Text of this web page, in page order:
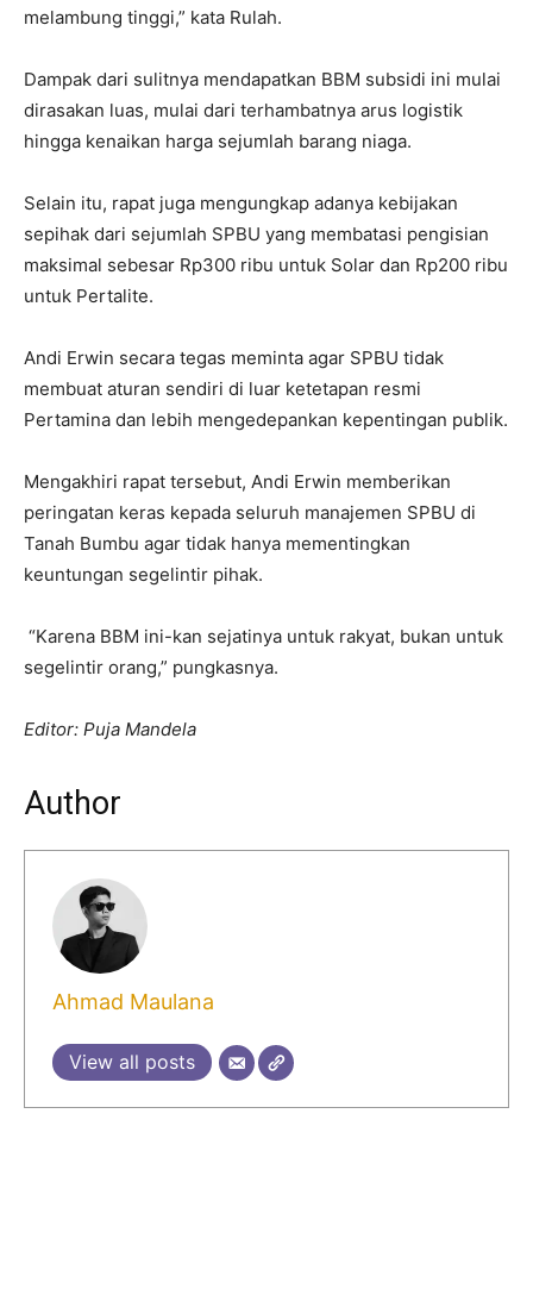
melambung tinggi,” kata Rulah.
Dampak dari sulitnya mendapatkan BBM subsidi ini mulai
dirasakan luas, mulai dari terhambatnya arus logistik
hingga kenaikan harga sejumlah barang niaga.
Selain itu, rapat juga mengungkap adanya kebijakan
sepihak dari sejumlah SPBU yang membatasi pengisian
maksimal sebesar Rp300 ribu untuk Solar dan Rp200 ribu
untuk Pertalite.
Andi Erwin secara tegas meminta agar SPBU tidak
membuat aturan sendiri di luar ketetapan resmi
Pertamina dan lebih mengedepankan kepentingan publik.
Mengakhiri rapat tersebut, Andi Erwin memberikan
peringatan keras kepada seluruh manajemen SPBU di
Tanah Bumbu agar tidak hanya mementingkan
keuntungan segelintir pihak.
“Karena BBM ini-kan sejatinya untuk rakyat, bukan untuk
segelintir orang,” pungkasnya.
Editor: Puja Mandela
Author
Ahmad Maulana
View all posts